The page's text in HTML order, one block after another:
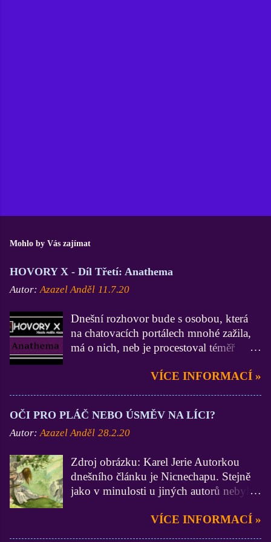
Mohlo by Vás zajímat
HOVORY X - Díl Třetí: Anathema
Autor: Azazel Anděl 11.7.20
Dnešní rozhovor bude s osobou, která
na chatovacích portálech mnohé zažila,
má o nich, neb je procestoval téměř
zkušenosti (zdatnější už jsem asi jen Já
na 3 portálech, Lidé.cz, BezvaChat.cz a
SuperPokec.cz. Krom toho, nejen na
Stálého správce. Dámy a pánové, mistr
Anathema. Ty jsi začínal na portálu
Lidé.cz a vím, že dodnes na něj nedáš
Seznam rozhodl staré dobré Lidéčko
vyměnit za naprosto jinou, a shodneme
VÍCE INFORMACÍ »
OČI PRO PLÁČ NEBO ÚSMĚV NA LÍCI?
Autor: Azazel Anděl 28.2.20
Zdroj obrázku: Karel Jerie Autorkou
dnešního článku je Nicnechapu. Stejně
jako v minulosti u jiných autorů nebylo
A to by z mých úvodních liter stačilo,
VÍCE INFORMACÍ »